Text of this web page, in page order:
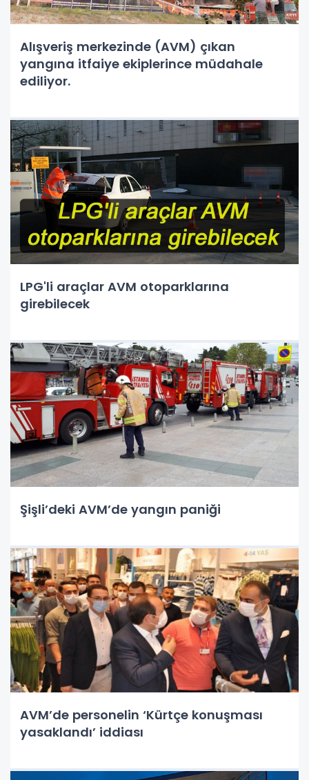
Alışveriş merkezinde (AVM) çıkan
yangına itfaiye ekiplerince müdahale
ediliyor.
LPG'li araçlar AVM otoparklarına
girebilecek
Şişli’deki AVM’de yangın paniği
AVM’de personelin ‘Kürtçe konuşması
yasaklandı’ iddiası